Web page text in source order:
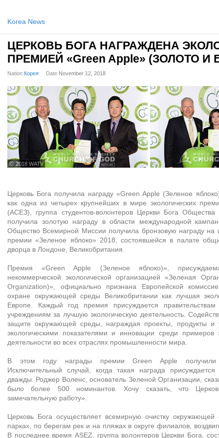
Korea News
ЦЕРКОВЬ БОГА НАГРАЖДЕНА
ПРЕМИЕЙ «Green Apple» (ЗОЛОТО И
Nation Корея Date November 12, 2018
ⓒ 2018 WATV
Церковь Бога получила награду «Green Apple (Зеленое
как одна из четырех крупнейших в мире экологических
(АСЕЗ), группа студентов-волонтеров Церкви Бога
получила золотую награду в области международной
Общество Всемирной Миссии получила бронзовую награду на
премии «Зеленое яблоко» 2018, состоявшейся в палате
дворца в Лондоне, Великобритания.
Премия «Green Apple (Зеленое яблоко)»,
некоммерческой экологической организацией «Зеленая
Organization)», официально признана Европейской
охране окружающей среды Великобритании как лучшая
Европе. Каждый год премия присуждается правительствам
учреждениям за лучшую экологическую деятельность.
защите окружающей среды, награждая проекты, продукты и
экологическими показателями и инновации среди примеров
деятельности во всех отраслях промышленности мира.
В этом году награды премии Green Apple получили
Исключительный случай, когда такая награда
дважды. Роджер Воленс, основатель Зеленой Организации,
было более 500 номинантов. Хочу сказать, что
замечательную работу».
Церковь Бога осуществляет всемирную очистку
парках, по берегам рек и на пляжах в округе филиалов,
В последнее время ASEZ, группа волонтеров Церкви Бога,